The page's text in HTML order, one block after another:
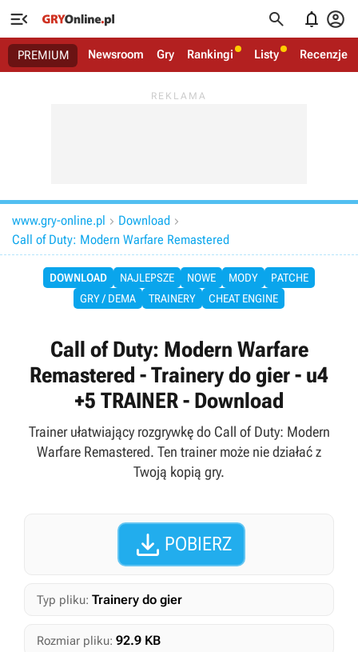
   
PREMIUM Newsroom Gry Rankingi Listy Recenzje
www.gry-online.pl  Download 
Call of Duty: Modern Warfare Remastered
DOWNLOAD NAJLEPSZE NOWE MODY
PATCHE
GRY / DEMA
TRAINERY CHEAT ENGINE
Call of Duty: Modern Warfare
Remastered - Trainery do gier - u4
+5 TRAINER - Download
Trainer ułatwiający rozgrywkę do Call of Duty: Modern
Warfare Remastered. Ten trainer może nie działać z
Twoją kopią gry.
 POBIERZ
Typ pliku: Trainery do gier
Rozmiar pliku: 92.9 KB